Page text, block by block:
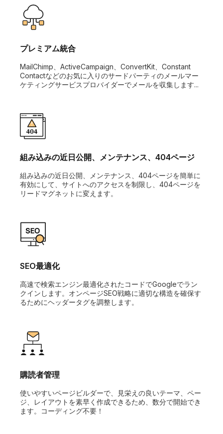
プレミアム統合
MailChimp、ActiveCampaign、ConvertKit、Constant
Contactなどのお気に入りのサードパーティのメールマー
ケティングサービスプロバイダーでメールを収集します...
組み込みの近日公開、メンテナンス、404ページ
組み込みの近日公開、メンテナンス、404ページを簡単に
有効にして、サイトへのアクセスを制限し、404ページを
リードマグネットに変えます。
SEO最適化
高速で検索エンジン最適化されたコードでGoogleでラン
クインします。オンページSEO戦略に適切な構造を確保す
るためにヘッダータグを調整します。
購読者管理
使いやすいページビルダーで、見栄えの良いテーマ、ペー
ジ、レイアウトを素早く作成できるため、数分で開始でき
ます。コーディング不要！